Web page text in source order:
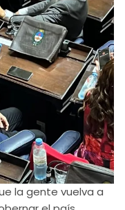
la gente vuelva a